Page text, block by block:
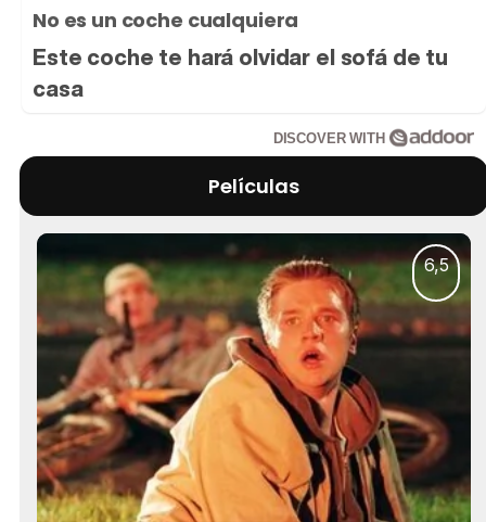
No es un coche cualquiera
Este coche te hará olvidar el sofá de tu
casa
DISCOVER WITH
Películas
6,5